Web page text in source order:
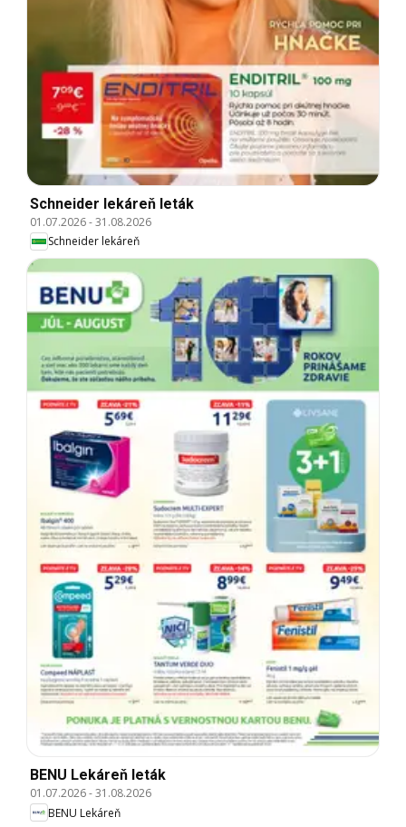
Schneider lekáreň leták
01.07.2026-31.08.2026
Schneider lekáreň
BENU Lekáreň leták
01.07.2026-31.08.2026
BENU Lekáreň